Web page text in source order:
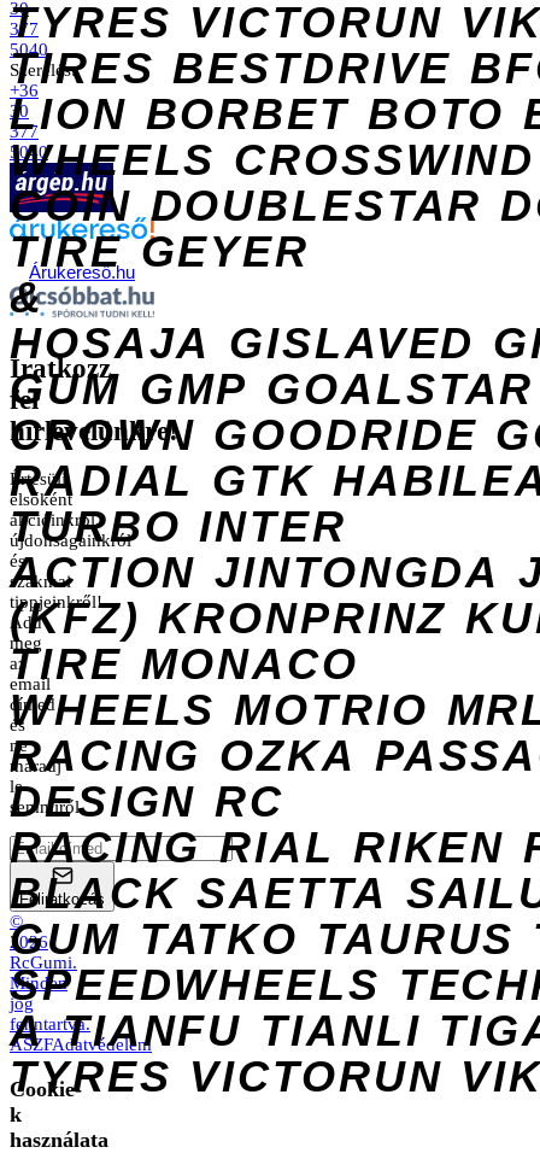
TYRES VICTORUN
TIRES BESTDRIVE
LION BORBET BOTO
WHEELS CROSSWIND
COIN DOUBLESTAR
TIRE GEYER
&
HOSAJA GISLAVED
GUM GMP GOALSTAR
CROWN GOODRIDE
RADIAL GTK
TURBO INTER
ACTION JINTONGDA
(KFZ) KRONPRINZ
TIRE MONACO
WHEELS MOTRIO
RACING OZKA
DESIGN RC
RACING RIAL RIKEN
BLACK SAETTA
GUM TATKO TAURUS
SPEEDWHEELS
A TIANFU TIANLI
TYRES VICTORUN
30
377
5040
Szerelés:
+36
30
377
5040
Árukereső.hu
Iratkozz
fel
hírlevelünkre!
Értesülj
elsőként
akcióinkról,
újdonságainkról
és
szakmai
tippjeinkről!
Add
meg
az
email
címed
és
ne
maradj
le
semmiről.
Feliratkozás
©
2026
RcGumi.
Minden
jog
fenntartva.
ÁSZFAdatvédelem
Cookie-
k
használata